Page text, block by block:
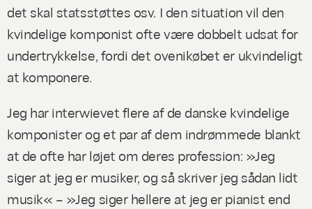
det skal statsstøttes osv. I den situation vil den
kvindelige komponist ofte være dobbelt udsat for
undertrykkelse, fordi det ovenikøbet er ukvindeligt
at komponere.
Jeg har interwievet flere af de danske kvindelige
komponister og et par af dem indrømmede blankt
at de ofte har løjet om deres profession: »Jeg
siger at jeg er musiker, og så skriver jeg sådan lidt
musik« – »Jeg siger hellere at jeg er pianist end